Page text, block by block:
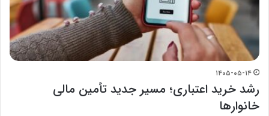
۱۴۰۵-۰۵-۱۴
رشد خرید اعتباری؛ مسیر جدید تأمین مالی
خانوارها